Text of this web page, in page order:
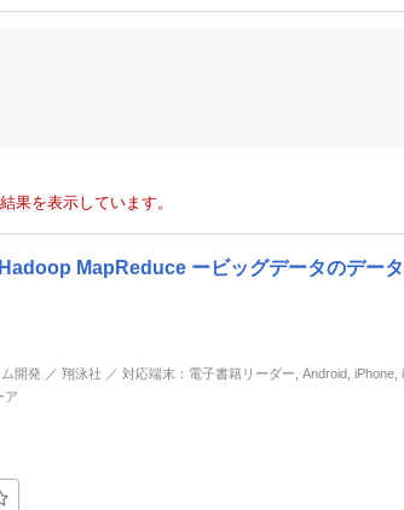
果を表示しています。
MapReduce ービッグデータのデー
開発 ／ 翔泳社 ／ 対応端末：電子書籍リーダー, Android, iPhone,
ア